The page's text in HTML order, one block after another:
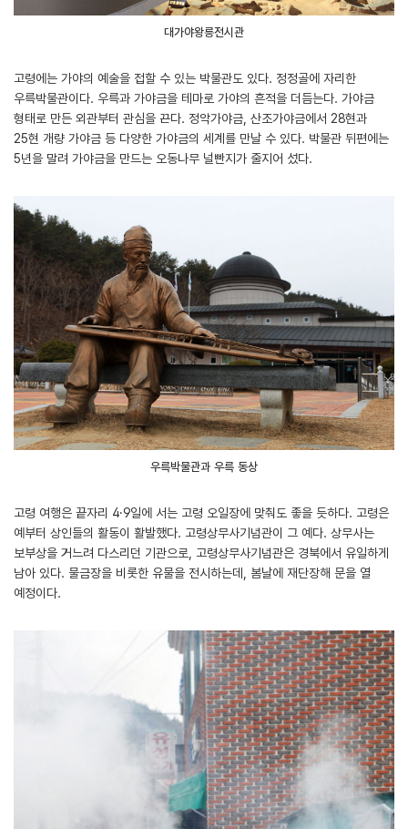
대가야왕릉전시관
고령에는 가야의 예술을 접할 수 있는 박물관도 있다. 정정골에 자리한
우륵박물관이다. 우륵과 가야금을 테마로 가야의 흔적을 더듬는다. 가야금
형태로 만든 외관부터 관심을 끈다. 정악가야금, 산조가야금에서 28현과
25현 개량 가야금 등 다양한 가야금의 세계를 만날 수 있다. 박물관 뒤편에는
5년을 말려 가야금을 만드는 오동나무 널빤지가 줄지어 섰다.
우륵박물관과 우륵 동상
고령 여행은 끝자리 4·9일에 서는 고령 오일장에 맞춰도 좋을 듯하다. 고령은
예부터 상인들의 활동이 활발했다. 고령상무사기념관이 그 예다. 상무사는
보부상을 거느려 다스리던 기관으로, 고령상무사기념관은 경북에서 유일하게
남아 있다. 물금장을 비롯한 유물을 전시하는데, 봄날에 재단장해 문을 열
예정이다.